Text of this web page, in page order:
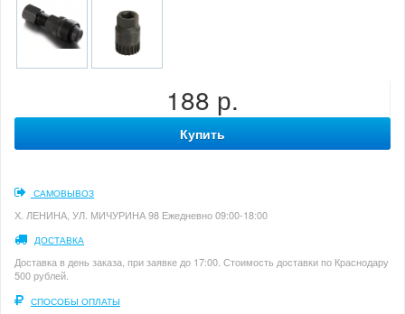
188 р.
Купить
САМОВЫВОЗ
Х. ЛЕНИНА, УЛ. МИЧУРИНА 98 Ежедневно 09:00-18:00
ДОСТАВКА
Доставка в день заказа, при заявке до 17:00. Стоимость доставки по Краснодару
500 рублей.
СПОСОБЫ ОПЛАТЫ